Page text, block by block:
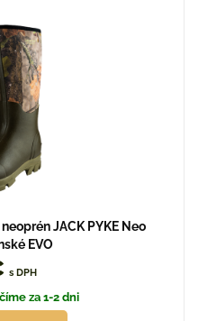
JACK PYKE Neo
EVO
s DPH
za 1-2 dni